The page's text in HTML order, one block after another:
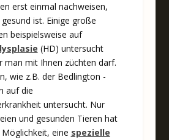
erst einmal nachweisen,
ist. Einige große
beispielsweise auf
(HD) untersucht
man mit Ihnen züchten darf.
wie z.B. der Bedlington -
auf die
untersucht. Nur
und gesunden Tieren hat
eine spezielle